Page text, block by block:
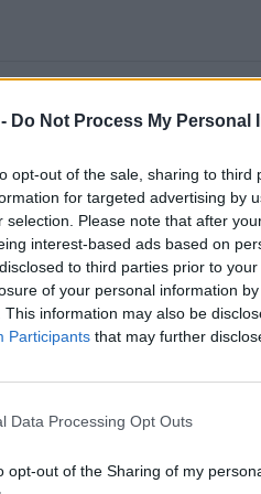
Do Not Process My Personal
opt-out of the sale, sharing to
for targeted advertising by
selection. Please note that after
interest-based ads based on
to third parties prior to
of your personal information
This information may also be
Participants that may further
Data Processing Opt Outs
opt-out of the Sharing of my
εκπαιδευτικές
της Λέσβου, δίνοντας τη
πρακτικές και να
του νησιού.
της
πολιτιστική κληρονομιά
τα Παγκόσμια
την ανάπτυξη
περιβαλλοντική
των μαθητών.
όπως οι φυσικοί
φυσικών πόρων και η